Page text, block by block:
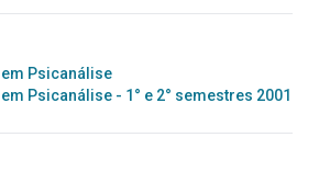
Psicanálise
Psicanálise - 1° e 2° semestres 2001